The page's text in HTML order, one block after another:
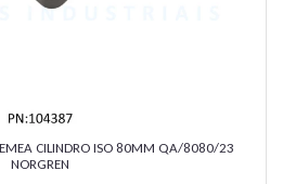
CILINDRO ISO 80MM QA/8080/23
NORGREN